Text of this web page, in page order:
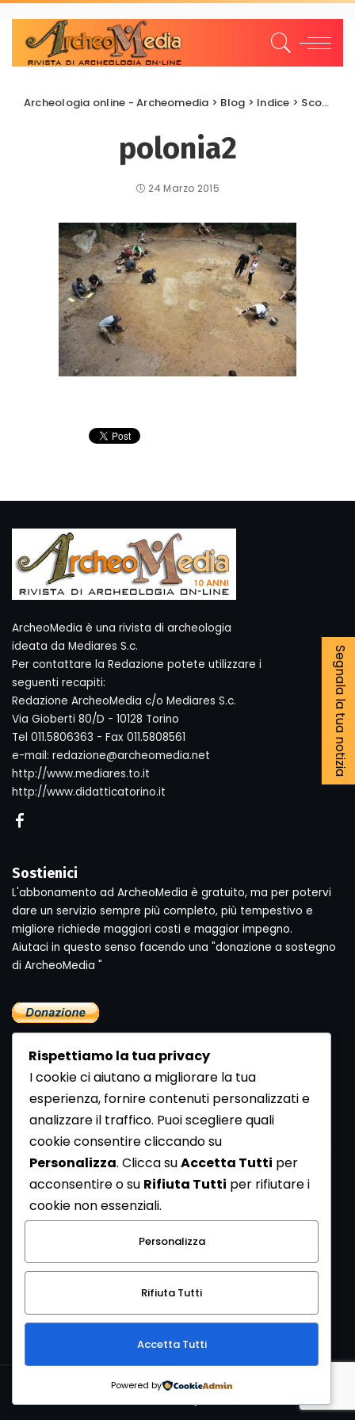
Archeologia online - Archeomedia > Blog > Indice > Scoperte e scavi
polonia2
24 Marzo 2015
Segnala la tua notizia
ArcheoMedia è una rivista di archeologia
ideata da Mediares S.c.
Per contattare la Redazione potete utilizzare i
seguenti recapiti:
Redazione ArcheoMedia c/o Mediares S.c.
Via Gioberti 80/D - 10128 Torino
Tel 011.5806363 - Fax 011.5808561
e-mail: redazione@archeomedia.net
http://www.mediares.to.it
http://www.didatticatorino.it
Sostienici
L'abbonamento ad ArcheoMedia è gratuito, ma per potervi
dare un servizio sempre più completo, più tempestivo e
migliore richiede maggiori costi e maggior impegno.
Aiutaci in questo senso facendo una "donazione a sostegno
di ArcheoMedia "
Newsletter
Se vuoi ricevere la Rivista gratuita di archeologia realizzata
dalla Redazione di ArcheoMedia iscriviti alla nostra
Newsletter [Clicca Qui]
Con l'invio del messaggio l'utente dichiara di aver letto
l’informativa sulla privacy e di acconsentire al trattamento
dei propri dati personali.
Copyright © 1999-2026Mediares S.c.PI 07341730013 - [
Rispettiamo la tua privacy
I cookie ci aiutano a migliorare la tua
esperienza, fornire contenuti personalizzati e
analizzare il traffico. Puoi scegliere quali
cookie consentire cliccando su
Personalizza. Clicca suAccetta Tutti per
acconsentire o su Rifiuta Tutti per rifiutare i
cookie non essenziali.
Personalizza
Rifiuta Tutti
Accetta Tutti
Powered by